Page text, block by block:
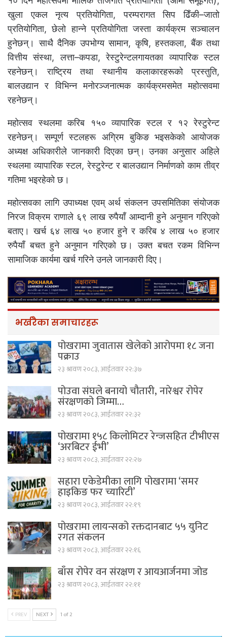
खुला एकल नृत्य प्रतियोगिता, परम्परागत सिप ढिँकी–जातो
प्रतियोगिता, छेलो हान्ने प्रतियोगिता जस्ता कार्यक्रम सञ्चालन
हुनेछन्। साथै दैनिक उपभोग्य सामान, कृषि, हस्तकला, बैंक तथा
वित्तीय संस्था, लत्ता–कपडा, रेस्टुरेन्टलगायतका व्यापारिक स्टल
रहनेछन्। राष्ट्रिय तथा स्थानीय कलाकारहरूको प्रस्तुति,
बालउद्यान र विभिन्न मनोरञ्जनात्मक कार्यक्रमसमेत महोत्सवमा
रहनेछन्।
महोत्सव स्थलमा करिब १५० व्यापारिक स्टल र १२ रेस्टुरेन्ट
रहनेछन्। सम्पूर्ण स्टलहरू अग्रिम बुकिङ भइसकेको आयोजक
अध्यक्ष अधिकारीले जानकारी दिएका छन्। उनका अनुसार अहिले
स्थलमा व्यापारिक स्टल, रेस्टुरेन्ट र बालउद्यान निर्माणको काम तीव्र
गतिमा भइरहेको छ।
महोत्सवका लागि उपाध्यक्ष एवम् अर्थ संकलन उपसमितिका संयोजक
निरज विक्रम राणाले ६९ लाख रुपैयाँ आम्दानी हुने अनुमान गरिएको
बताए। खर्च ६४ लाख ५० हजार हुने र करिब ४ लाख ५० हजार
रुपैयाँ बचत हुने अनुमान गरिएको छ। उक्त बचत रकम विभिन्न
सामाजिक कार्यमा खर्च गरिने उनले जानकारी दिए।
भर्खरैका समाचारहरू
पोखरामा जुवातास खेलेको आरोपमा १८ जना
पक्राउ
२३ श्रावण २०८३, आईतवार २२:३७
पोउवा संघले बनायो चौतारी, नारेश्वर रोपेर
संरक्षणको जिम्मा…
२३ श्रावण २०८३, आईतवार २२:३२
पोखरामा १५८ किलोमिटर रेन्जसहित टीभीएस
‘अरबिटर ईभी’
२३ श्रावण २०८३, आईतवार २२:२७
सहारा एकेडेमीका लागि पोखरामा ‘समर
हाइकिङ फर च्यारिटी’
२३ श्रावण २०८३, आईतवार २२:१९
पोखरामा लायन्सको रक्तदानबाट ५५ युनिट
रगत संकलन
२३ श्रावण २०८३, आईतवार २२:१६
बाँस रोपेर वन संरक्षण र आयआर्जनमा जोड
२३ श्रावण २०८३, आईतवार २२:११
PREV NEXT 1 of 2